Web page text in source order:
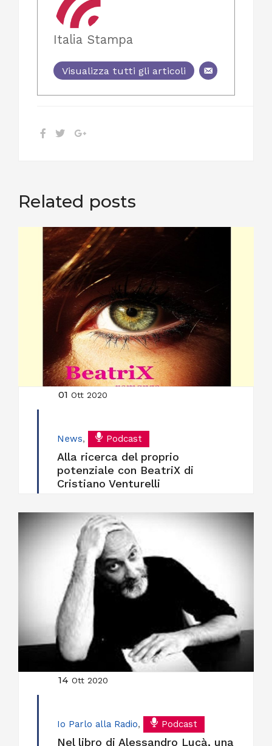
Italia Stampa
Visualizza tutti gli articoli
Related posts
01 Ott 2020
News, Podcast
Alla ricerca del proprio
potenziale con BeatriX di
Cristiano Venturelli
14 Ott 2020
Io Parlo alla Radio, Podcast
Nel libro di Alessandro Lucà, una